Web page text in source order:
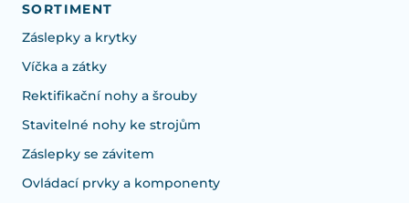
SORTIMENT
Záslepky a krytky
Víčka a zátky
Rektifikační nohy a šrouby
Stavitelné nohy ke strojům
Záslepky se závitem
Ovládací prvky a komponenty